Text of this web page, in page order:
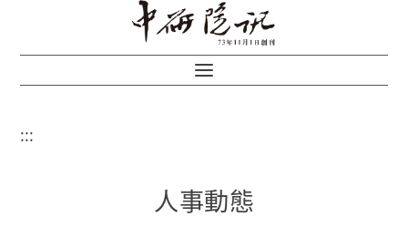
:::
人事動態